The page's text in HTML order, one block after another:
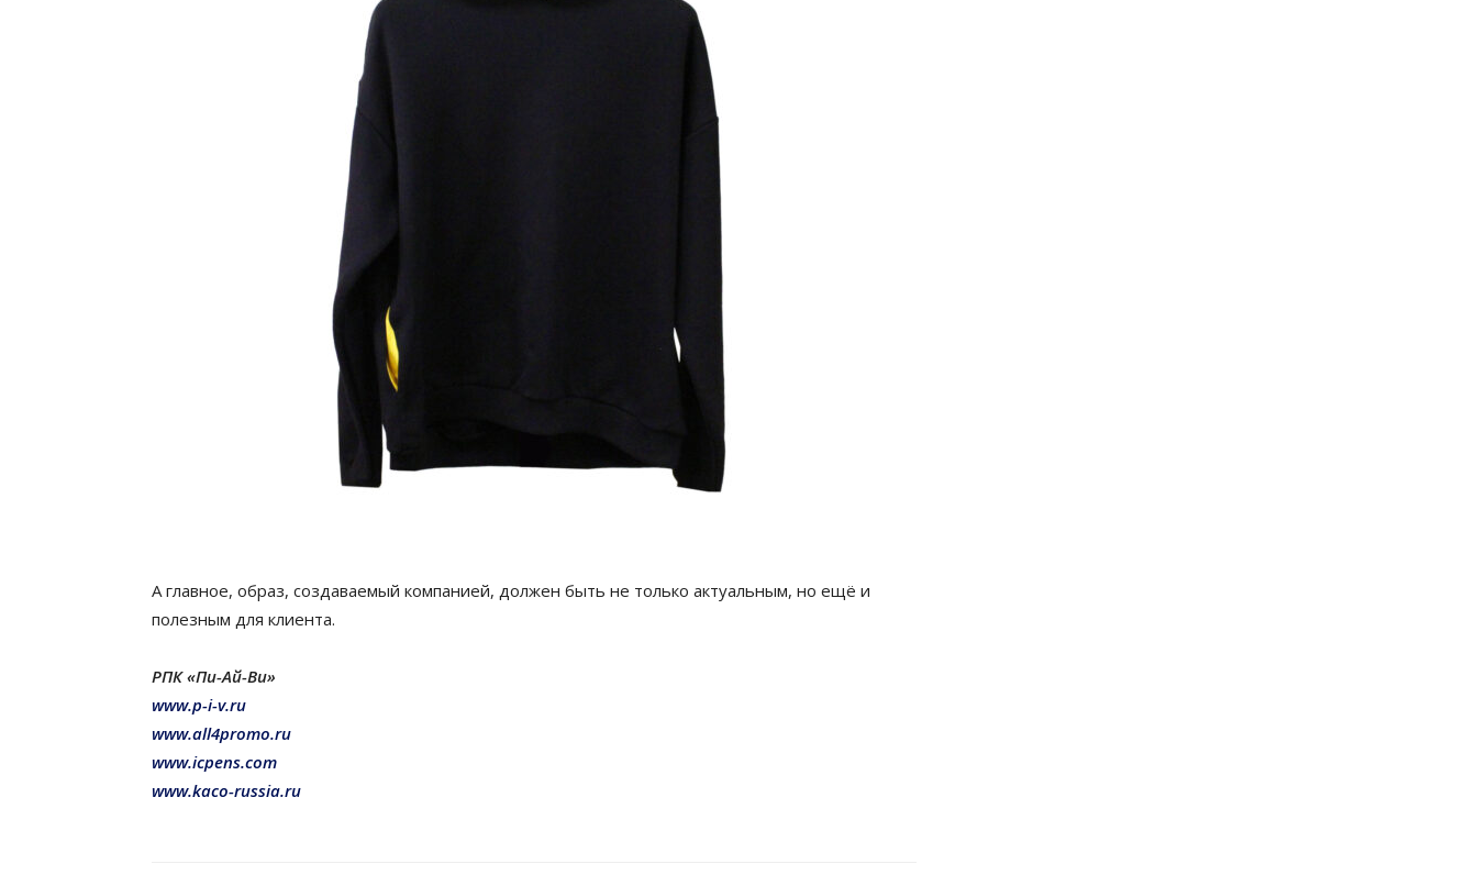
А главное, образ, создаваемый компанией, должен быть не только актуальным, но ещё и
полезным для клиента.
РПК «Пи-Ай-Ви»
www.p-i-v.ru
www.all4promo.ru
www.icpens.com
www.kaco-russia.ru